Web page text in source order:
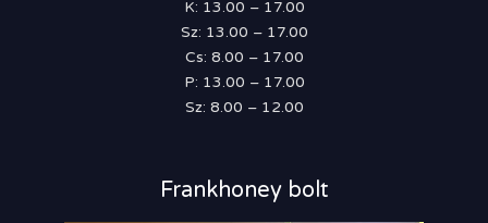
K: 13.00 – 17.00
Sz: 13.00 – 17.00
Cs: 8.00 – 17.00
P: 13.00 – 17.00
Sz: 8.00 – 12.00
Frankhoney bolt